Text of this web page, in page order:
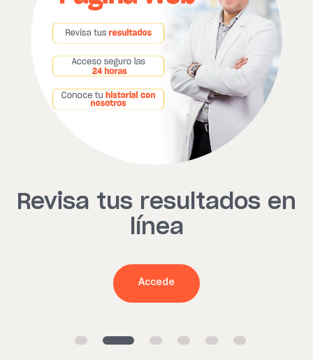
Revisa tus resultados en
línea
Accede